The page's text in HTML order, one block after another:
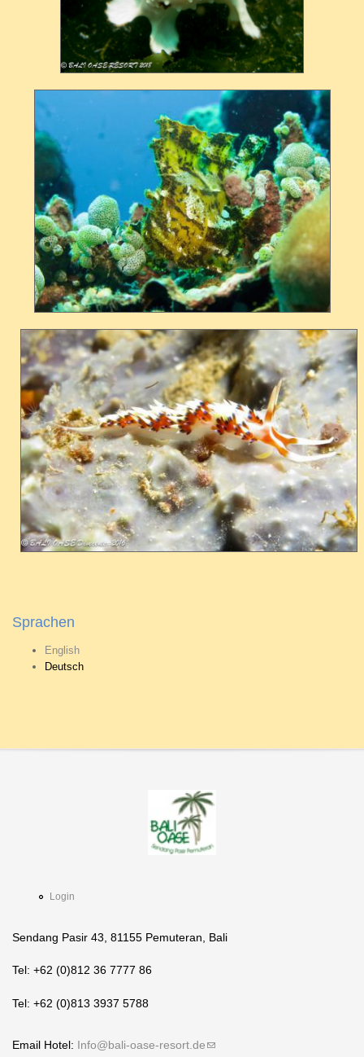
Sprachen
English
Deutsch
Login
Sendang Pasir 43, 81155 Pemuteran, Bali
Tel: +62 (0)812 36 7777 86
Tel: +62 (0)813 3937 5788
Email Hotel: Info@bali-oase-resort.de(link sends e-mail)